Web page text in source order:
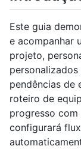
Este guia
e acompanhar
projeto,
pendências de
roteiro de
progresso com
configurará